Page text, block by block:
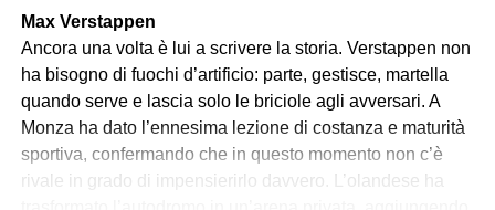
Max Verstappen
Ancora una volta è lui a scrivere la storia. Verstappen non
ha bisogno di fuochi d’artificio: parte, gestisce, martella
quando serve e lascia solo le briciole agli avversari. A
Monza ha dato l’ennesima lezione di costanza e maturità
sportiva, confermando che in questo momento non c’è
rivale in grado di impensierirlo davvero. L’olandese ha